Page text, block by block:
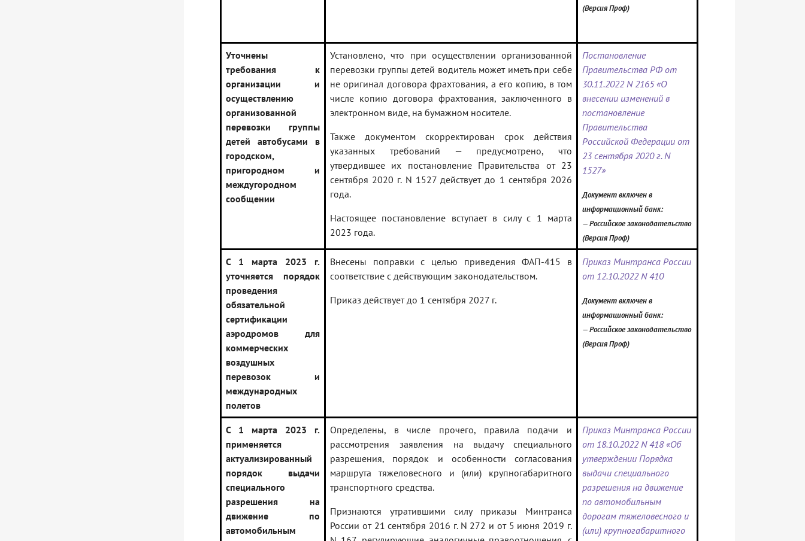
(Версия Проф)
Уточнены
требования к
организации и
осуществлению
организованной
перевозки группы
детей автобусами в
городском,
пригородном и
междугородном
сообщении
Установлено, что при осуществлении организованной
перевозки группы детей водитель может иметь при себе
не оригинал договора фрахтования, а его копию, в том
числе копию договора фрахтования, заключенного в
электронном виде, на бумажном носителе.
Также документом скорректирован срок действия
указанных требований — предусмотрено, что
утвердившее их постановление Правительства от 23
сентября 2020 г. N 1527 действует до 1 сентября 2026
года.
Настоящее постановление вступает в силу с 1 марта
2023 года.
Постановление
Правительства РФ от
30.11.2022 N 2165 «О
внесении изменений в
постановление
Правительства
Российской Федерации от
23 сентября 2020 г. N
1527»
Документ включен в
информационный банк:
— Российское законодательство
(Версия Проф)
С 1 марта 2023 г.
уточняется порядок
проведения
обязательной
сертификации
аэродромов для
коммерческих
воздушных
перевозок и
международных
полетов
Внесены поправки с целью приведения ФАП-415 в
соответствие с действующим законодательством.
Приказ действует до 1 сентября 2027 г.
Приказ Минтранса России
от 12.10.2022 N 410
Документ включен в
информационный банк:
— Российское законодательство
(Версия Проф)
С 1 марта 2023 г.
применяется
актуализированный
порядок выдачи
специального
разрешения на
движение по
автомобильным
Определены, в числе прочего, правила подачи и
рассмотрения заявления на выдачу специального
разрешения, порядок и особенности согласования
маршрута тяжеловесного и (или) крупногабаритного
транспортного средства.
Признаются утратившими силу приказы Минтранса
России от 21 сентября 2016 г. N 272 и от 5 июня 2019 г.
Приказ Минтранса России
от 18.10.2022 N 418 «Об
утверждении Порядка
выдачи специального
разрешения на движение
по автомобильным
дорогам тяжеловесного и
(или) крупногабаритного